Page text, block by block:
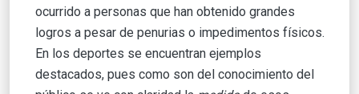
ocurrido a personas que han obtenido grandes
logros a pesar de penurias o impedimentos físicos.
En los deportes se encuentran ejemplos
destacados, pues como son del conocimiento del